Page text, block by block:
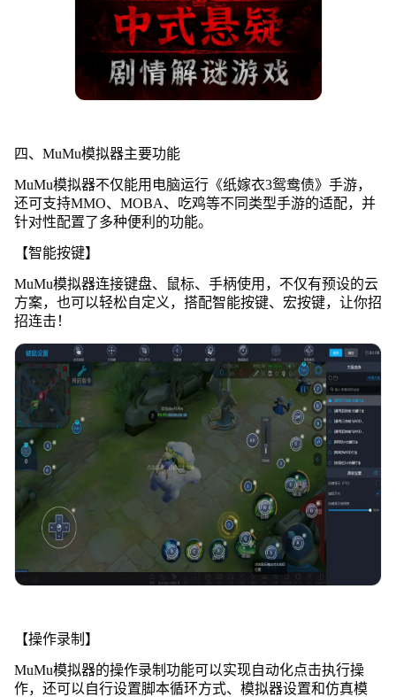
四、MuMu模拟器主要功能
MuMu模拟器不仅能用电脑运行《纸嫁衣3鸳鸯债》手游，
还可支持MMO、MOBA、吃鸡等不同类型手游的适配，并
针对性配置了多种便利的功能。
【智能按键】
MuMu模拟器连接键盘、鼠标、手柄使用，不仅有预设的云
方案，也可以轻松自定义，搭配智能按键、宏按键，让你招
招连击！
【操作录制】
MuMu模拟器的操作录制功能可以实现自动化点击执行操
作，还可以自行设置脚本循环方式、模拟器设置和仿真模